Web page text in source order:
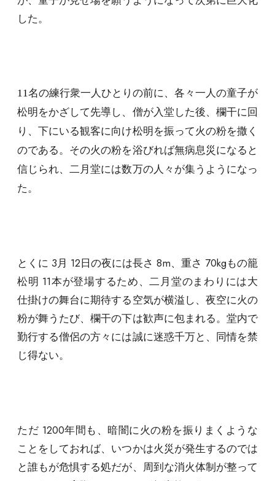
した。
11名の練行衆一人ひとりの前に、各々一人の童子が
松明をかざして先導し、僧が入堂した後、欄干に回
り、下にいる観客に向け松明を振って火の粉を撒く
のである。その火の粉を浴びれば無病息災になると
信じられ、二月堂には数万の人々が集うようになっ
た。
とくに 3月 12日の夜には長さ 8m、重さ 70kgもの籠
松明 11本が登場するため、二月堂のまわりには大
仕掛けの舞台に期待する空気が横溢し、夜空に火の
粉が舞うたび、欄干の下は歓声に包まれる。堂内で
勤行する僧侶の方々には誠に迷惑千万と、同情を禁
じ得ない。
ただ 1200年間も、暗闇に火の粉を振りまくような
ことをしておれば、いつかは火災が発生するのでは
と誰もが危惧する処だが、周到な消火体制が整って